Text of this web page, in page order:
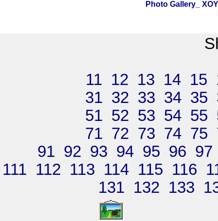
Photo Gallery_
11 12 13 14 15
31 32 33 34 35
51 52 53 54 55
71 72 73 74 75
91 92 93 94 95 96 97
111 112 113 114 115 116
131 132 133